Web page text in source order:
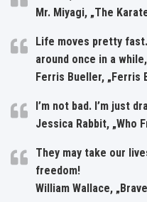
Mr. Miyagi, „The
Life moves pretty
around once in a
Ferris Bueller, „Ferris
I’m not bad. I’m just
Jessica Rabbit, „Who
They may take our
freedom!
William Wallace,